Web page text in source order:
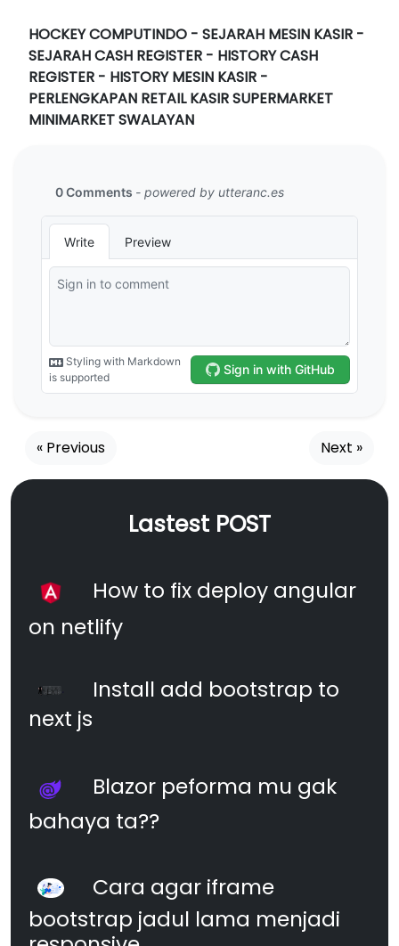
HOCKEY COMPUTINDO - SEJARAH MESIN KASIR -
SEJARAH CASH REGISTER - HISTORY CASH
REGISTER - HISTORY MESIN KASIR -
PERLENGKAPAN RETAIL KASIR SUPERMARKET
MINIMARKET SWALAYAN
« Previous Next »
Lastest POST
How to fix deploy angular
on netlify
Install add bootstrap to
next js
Blazor peforma mu gak
bahaya ta??
Cara agar iframe
bootstrap jadul lama menjadi